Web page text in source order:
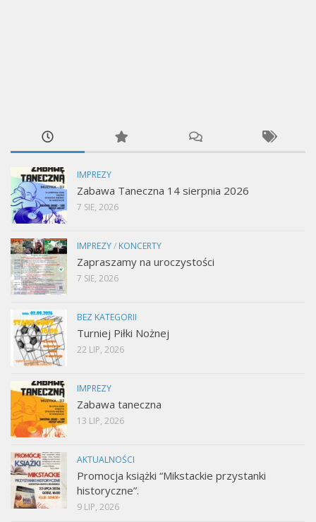
IMPREZY
Zabawa Taneczna 14 sierpnia 2026
7 SIE, 2026
IMPREZY/ KONCERTY
Zapraszamy na uroczystości
7 SIE, 2026
BEZ KATEGORII
Turniej Piłki Nożnej
22 LIP, 2026
IMPREZY
Zabawa taneczna
13 LIP, 2026
AKTUALNOŚCI
Promocja książki “Mikstackie przystanki
historyczne”.
9 LIP, 2026